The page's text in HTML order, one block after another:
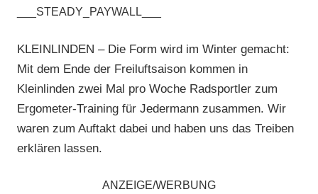
Gießen-
Kleinlinden
Strasse,
Training ,
Vereine
___STEADY_PAYWALL___
KLEINLINDEN – Die Form wird im Winter gemacht:
Mit dem Ende der Freiluftsaison kommen in
Kleinlinden zwei Mal pro Woche Radsportler zum
Ergometer-Training für Jedermann zusammen. Wir
waren zum Auftakt dabei und haben uns das Treiben
erklären lassen.
ANZEIGE/WERBUNG